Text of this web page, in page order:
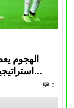
الهجوم
0